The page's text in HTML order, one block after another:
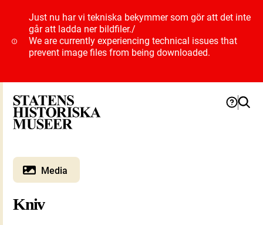
Just nu har vi tekniska bekymmer som gör att det inte
går att ladda ner bildfiler./
We are currently experiencing technical issues that
prevent image files from being downloaded.
Media
Kniv